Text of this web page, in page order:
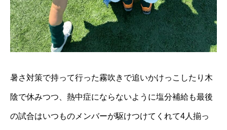
暑さ対策で持って行った霧吹きで追いかけっこしたり木
陰で休みつつ、熱中症にならないように塩分補給も最後
の試合はいつものメンバーが駆けつけてくれて4人揃っ